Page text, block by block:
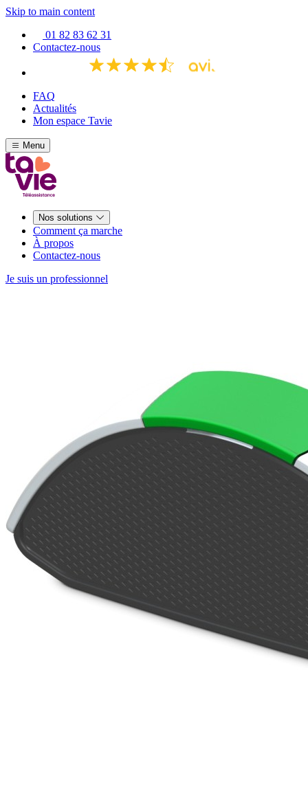
Skip to main content
01 82 83 62 31
Contactez-nous
FAQ
Actualités
Mon espace Tavie
Menu
Nos solutions
Comment ça marche
À propos
Contactez-nous
Je suis un professionnel